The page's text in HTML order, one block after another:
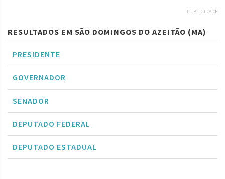
PUBLICIDADE
RESULTADOS EM SÃO DOMINGOS DO AZEITÃO (MA)
PRESIDENTE
GOVERNADOR
SENADOR
DEPUTADO FEDERAL
DEPUTADO ESTADUAL